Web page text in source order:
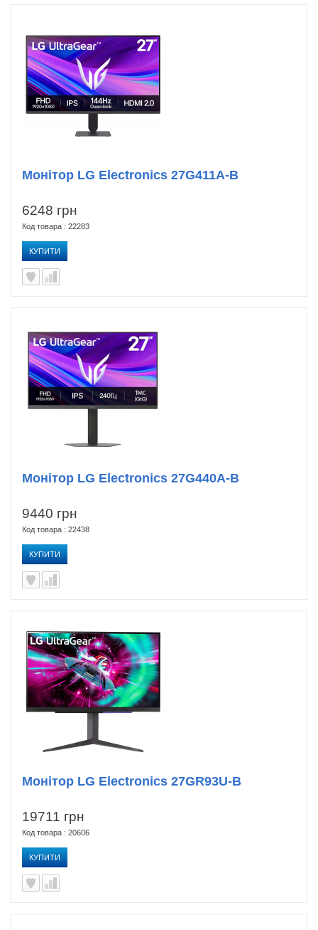
6248 грн
Код товара : 22283
КУПИТИ
Монітор LG Electronics 27G411A-B
9440 грн
Код товара : 22438
КУПИТИ
Монітор LG Electronics 27G440A-B
19711 грн
Код товара : 20606
КУПИТИ
Монітор LG Electronics 27GR93U-B